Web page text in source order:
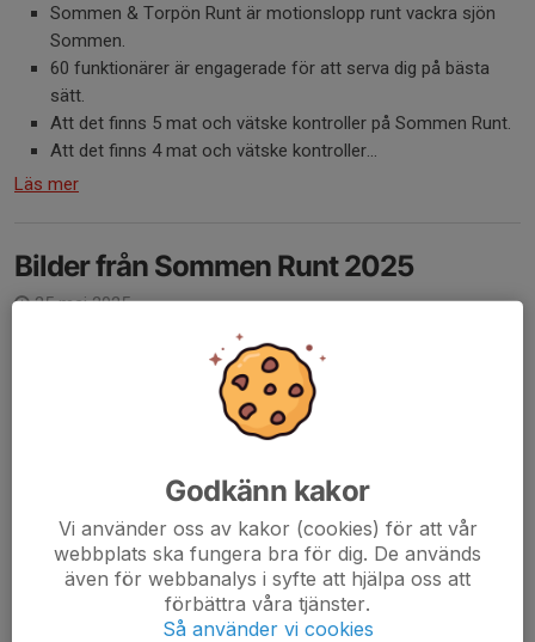
Sommen & Torpön Runt är motionslopp runt vackra sjön
Sommen.
60 funktionärer är engagerade för att serva dig på bästa
sätt.
Att det finns 5 mat och vätske kontroller på Sommen Runt.
Att det finns 4 mat och vätske kontroller...
Läs mer
Bilder från Sommen Runt 2025
25 maj 2025
Godkänn kakor
Vi använder oss av kakor (cookies) för att vår
webbplats ska fungera bra för dig. De används
även för webbanalys i syfte att hjälpa oss att
förbättra våra tjänster.
Så använder vi cookies